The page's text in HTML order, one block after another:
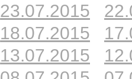
23.07.2015
18.07.2015
13.07.2015